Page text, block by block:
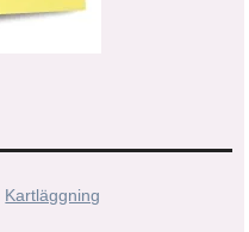
Kartläggning